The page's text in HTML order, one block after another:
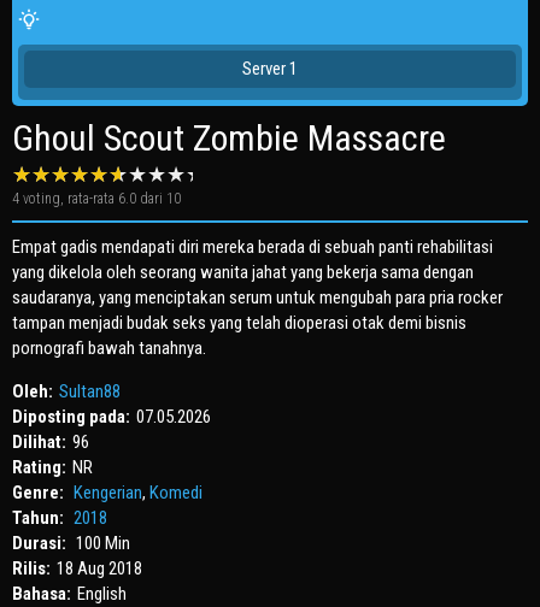
Server 1
Ghoul Scout Zombie Massacre
4 voting, rata-rata 6.0 dari 10
Empat gadis mendapati diri mereka berada di sebuah panti rehabilitasi
yang dikelola oleh seorang wanita jahat yang bekerja sama dengan
saudaranya, yang menciptakan serum untuk mengubah para pria rocker
tampan menjadi budak seks yang telah dioperasi otak demi bisnis
pornografi bawah tanahnya.
Oleh: Sultan88
Diposting pada: 07.05.2026
Dilihat: 96
Rating: NR
Genre:
Kengerian, Komedi
Tahun: 2018
Durasi: 100 Min
Rilis: 18 Aug 2018
Bahasa: English